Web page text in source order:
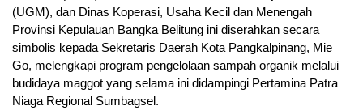
(UGM), dan Dinas Koperasi, Usaha Kecil dan Menengah
Provinsi Kepulauan Bangka Belitung ini diserahkan secara
simbolis kepada Sekretaris Daerah Kota Pangkalpinang, Mie
Go, melengkapi program pengelolaan sampah organik melalui
budidaya maggot yang selama ini didampingi Pertamina Patra
Niaga Regional Sumbagsel.